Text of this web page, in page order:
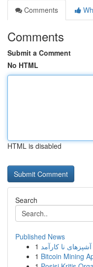
Comments
Comments
Submit a Comment
No HTML
HTML is disabled
Search
Published News
1 نا کارآمد
1 Bitcoin Mining